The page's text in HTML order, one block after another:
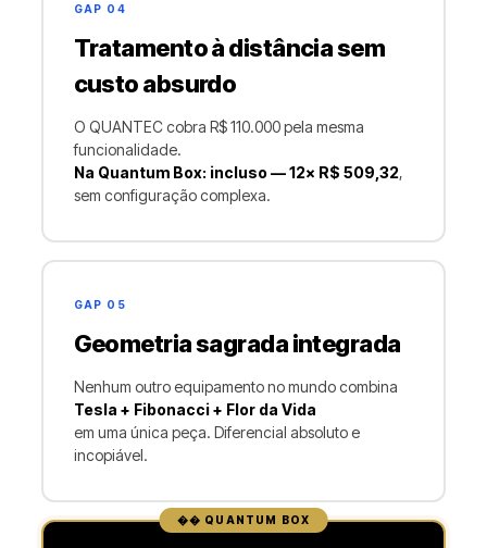
GAP 04
Tratamento à distância sem
custo absurdo
O QUANTEC cobra R$ 110.000 pela mesma
funcionalidade.
Na Quantum Box: incluso — 12× R$ 509,32,
sem configuração complexa.
GAP 05
Geometria sagrada integrada
Nenhum outro equipamento no mundo combina
Tesla + Fibonacci + Flor da Vida
em uma única peça. Diferencial absoluto e
incopiável.